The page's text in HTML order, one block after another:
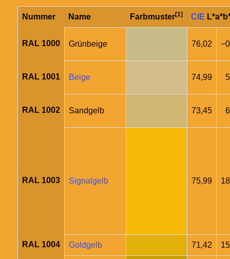
Nummer Name Farbmuster[1] CIE
RAL 1000 Grünbeige 76,02
RAL 1001 Beige 74,99
RAL 1002 Sandgelb 73,45
RAL 1003 Signalgelb 75,99
RAL 1004 Goldgelb 71,42